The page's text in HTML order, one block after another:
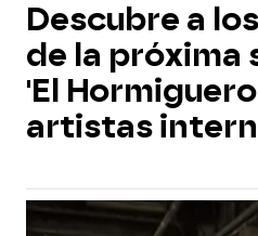
Descubre a
de la próxima
'El
artistas